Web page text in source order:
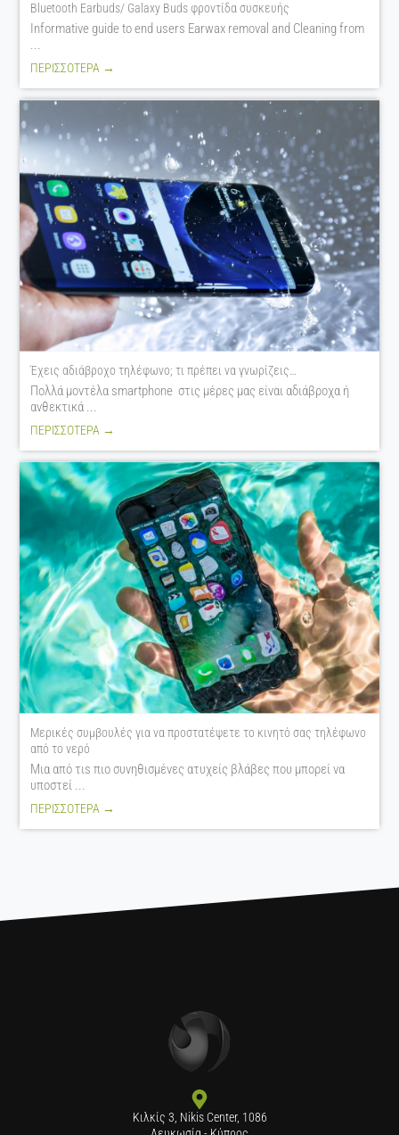
Bluetooth Earbuds/ Galaxy Buds φροντίδα συσκευής
Informative guide to end users Earwax removal and Cleaning from
...
ΠΕΡΙΣΣΟΤΕΡΑ →
Έχεις αδιάβροχο τηλέφωνο; τι πρέπει να γνωρίζεις…
Πολλά μοντέλα smartphone στις μέρες μας είναι αδιάβροχα ή
ανθεκτικά ...
ΠΕΡΙΣΣΟΤΕΡΑ →
Μερικές συμβουλές για να προστατέψετε το κινητό σας τηλέφωνο
από το νερό
Μια από τιs πιο συνηθισμένες ατυχείς βλάβες που μπορεί να
υποστεί ...
ΠΕΡΙΣΣΟΤΕΡΑ →
Κιλκίς 3, Nikis Center, 1086